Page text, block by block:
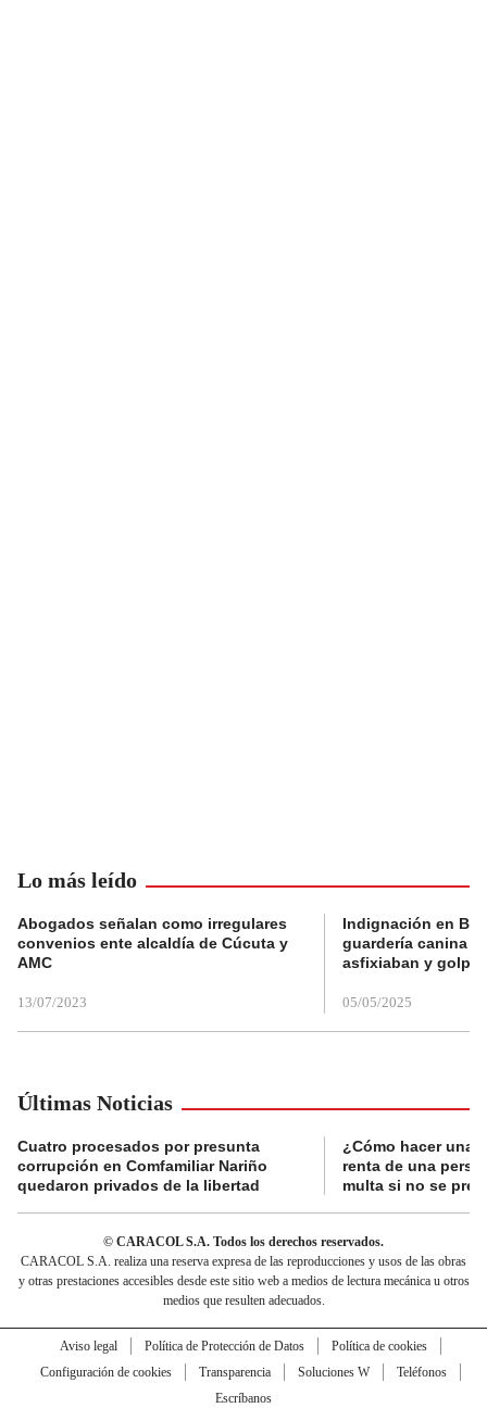
Lo más leído
Abogados señalan como irregulares
convenios ente alcaldía de Cúcuta y
AMC
13/07/2023
Indignación en
guardería canina
asfixiaban y
05/05/2025
Últimas Noticias
Cuatro procesados por presunta
corrupción en Comfamiliar Nariño
quedaron privados de la libertad
¿Cómo hacer una
renta de una
multa si no se
© CARACOL S.A. Todos los derechos reservados.
CARACOL S.A. realiza una reserva expresa de las reproducciones y usos de las obras
y otras prestaciones accesibles desde este sitio web a medios de lectura mecánica u otros
medios que resulten adecuados.
Aviso legal Política de Protección de Datos
Política de cookies
Configuración de cookies
Transparencia Soluciones W
Teléfonos
Escríbanos